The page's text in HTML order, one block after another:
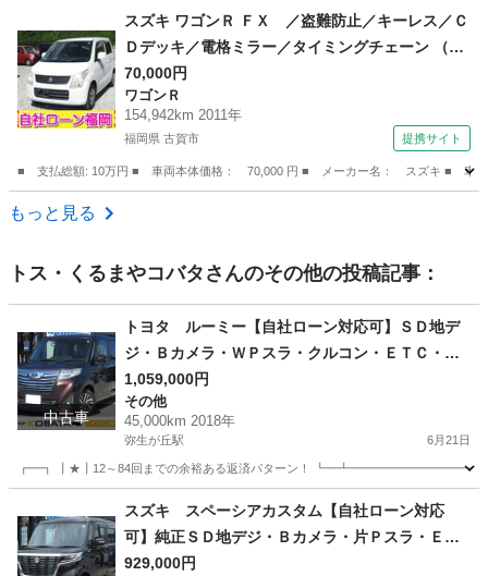
エブリイ
スズキ ワゴンＲ ＦＸ ／盗難防止／キーレス／Ｃ
Ｄデッキ／電格ミラー／タイミングチェーン （検
10.6）
70,000円
ワゴンＲ
154,942km 2011年
福岡県 古賀市 提携サイト
■ 支払総額: 10万円 ■ 車両本体価格： 70,000 円 ■ メーカー名： スズキ ■ 車
福岡 古賀市
もっと見る
トス・くるまやコバタ さんのその他の投稿記事：
中古車
トヨタ ルーミー【自社ローン対応可】ＳＤ地デ
ジ・Ｂカメラ・ＷＰスラ・クルコン・ＥＴＣ・ス
マートキー・ＬＥＤ
1,059,000円
その他
45,000km 2018年
弥生が丘駅 6月21日
┏━┓ ┃★┃12～84回までの余裕ある返済パターン！
弥生が丘駅 ルーミー
スズキ スペーシアカスタム【自社ローン対応
可】純正ＳＤ地デジ・Ｂカメラ・片Ｐスラ・ＥＴ
Ｃ・シートヒーター・ＬＥＤヘッド
929,000円